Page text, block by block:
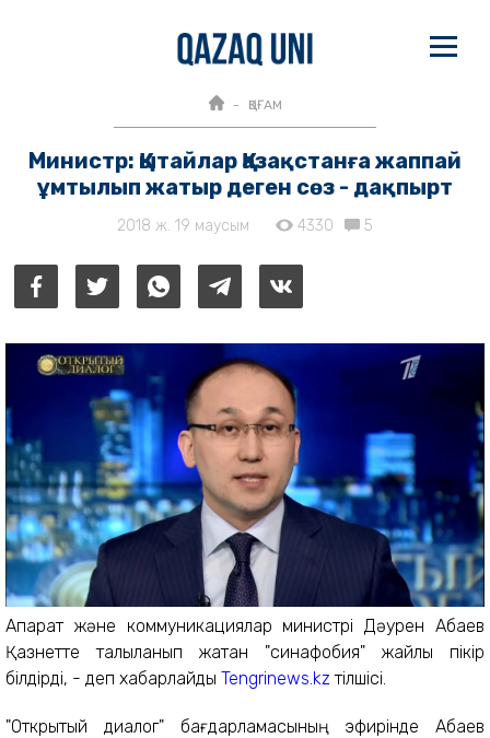
ҚОҒАМ
Министр: Қытайлар Қазақстанға жаппай
ұмтылып жатыр деген сөз - дақпырт
2018 ж. 19 маусым 4330 5
Ақпарат және коммуникациялар министрі Дәурен Абаев
Қазнетте талқыланып жатқан "синафобия" жайлы пікір
білдірді, - деп хабарлайды Tengrinews.kzтілшісі.
"Открытый диалог" бағдарламасының эфирінде Абаев